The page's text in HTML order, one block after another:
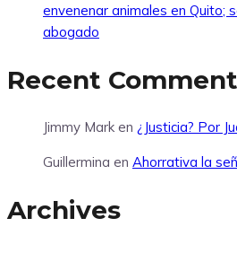
envenenar animales en Quito;
abogado
Recent
Jimmy Mark en ¿Justicia? Por
Guillermina en Ahorrativa la
Archives